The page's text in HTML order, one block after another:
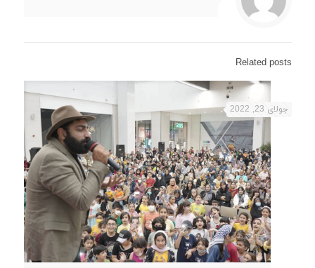
Related posts
جولای 23, 2022